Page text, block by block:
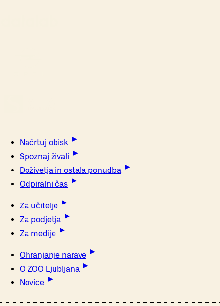
Načrtuj obisk
Spoznaj živali
Doživetja in ostala ponudba
Odpiralni čas
Za učitelje
Za podjetja
Za medije
Ohranjanje narave
O ZOO Ljubljana
Novice